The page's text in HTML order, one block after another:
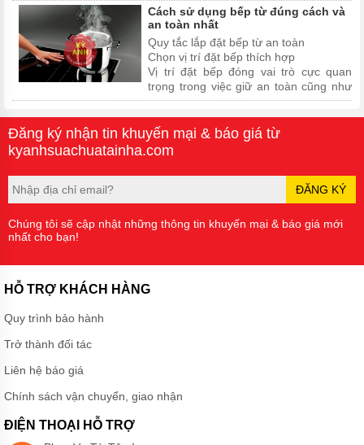
Cách sử dụng bếp từ đúng cách và
an toàn nhất
Quy tắc lắp đặt bếp từ an toàn
Chọn vị trí đặt bếp thích hợp
Vị trí đặt bếp đóng vai trò cực quan
trọng trong việc giữ an toàn cũng như
độ bền cho bếp từ. Cách dùng bếp
từ bền đẹp các bạn cần...
Đăng ký nhận tin khuyến mại & báo giá từ
kyanhsuachuatainha.com
ĐĂNG KÝ
Chúng tôi sẽ cập nhật những thông tin khuyến mại & báo giá mới
nhất cho bạn!
HỖ TRỢ KHÁCH HÀNG
Quy trình bảo hành
Trở thành đối tác
Liên hệ báo giá
Chính sách vận chuyển, giao nhận
ĐIỆN THOẠI HỖ TRỢ